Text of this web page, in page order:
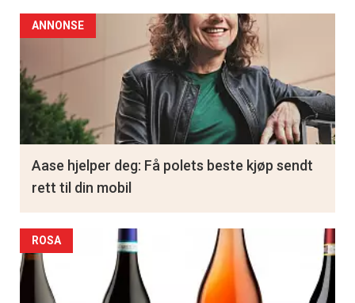
ROSA
ANNONSE
Aase hjelper deg: Få polets beste kjøp sendt
rett til din mobil